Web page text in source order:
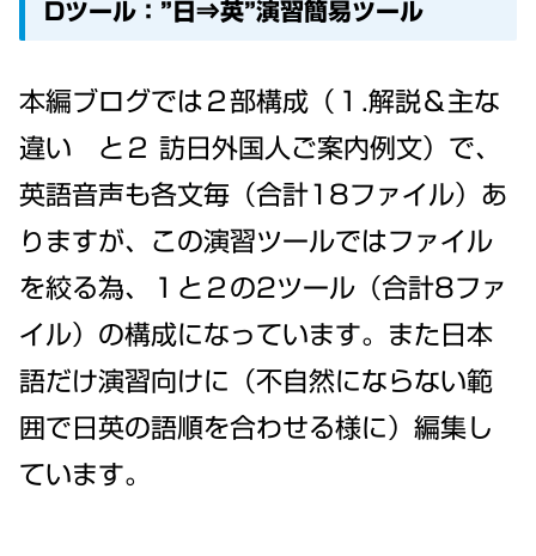
Dツール：”日⇒英”演習簡易ツール
本編ブログでは２部構成（１.解説＆主な
違い と２ 訪日外国人ご案内例文）で、
英語音声も各文毎（合計18ファイル）あ
りますが、この演習ツールではファイル
を絞る為、１と２の2ツール（合計8ファ
イル）の構成になっています。また日本
語だけ演習向けに（不自然にならない範
囲で日英の語順を合わせる様に）編集し
ています。